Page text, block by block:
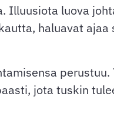
Illuusiota luova
haluavat ajaa
perustuu.
jota tuskin